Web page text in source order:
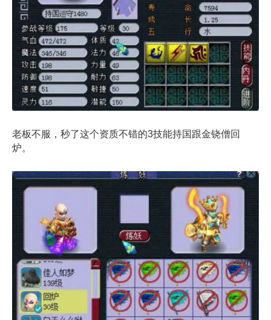
老板不服，秒了这个资质不错的3技能持国跟金铙僧回
炉。